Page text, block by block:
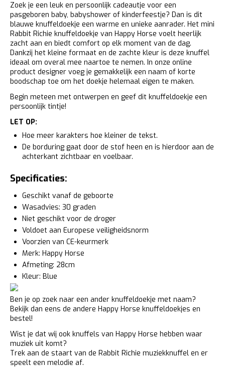
Zoek je een leuk en persoonlijk cadeautje voor een
pasgeboren baby, babyshower of kinderfeestje? Dan is dit
blauwe knuffeldoekje een warme en unieke aanrader. Het mini
Rabbit Richie knuffeldoekje van Happy Horse voelt heerlijk
zacht aan en biedt comfort op elk moment van de dag.
Dankzij het kleine formaat en de zachte kleur is deze knuffel
ideaal om overal mee naartoe te nemen. In onze online
product designer voeg je gemakkelijk een naam of korte
boodschap toe om het doekje helemaal eigen te maken.
Begin meteen met ontwerpen en geef dit knuffeldoekje een
persoonlijk tintje!
LET OP:
Hoe meer karakters hoe kleiner de tekst.
De borduring gaat door de stof heen en is hierdoor aan de
achterkant zichtbaar en voelbaar.
Specificaties:
Geschikt vanaf de geboorte
Wasadvies: 30 graden
Niet geschikt voor de droger
Voldoet aan Europese veiligheidsnorm
Voorzien van CE-keurmerk
Merk: Happy Horse
Afmeting: 28cm
Kleur: Blue
Ben je op zoek naar een ander knuffeldoekje met naam?
Bekijk dan eens de andere Happy Horse knuffeldoekjes en
bestel!
Wist je dat wij ook knuffels van Happy Horse hebben waar
muziek uit komt?
Trek aan de staart van de Rabbit Richie muziekknuffel en er
speelt een melodie af.